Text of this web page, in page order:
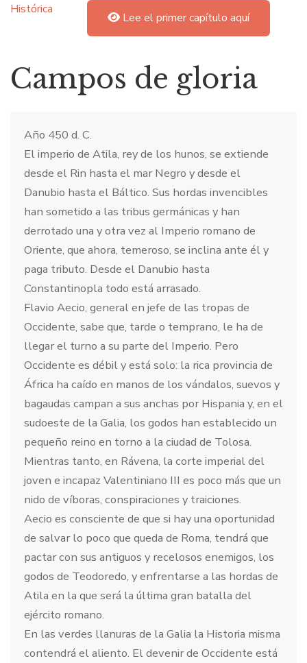
Histórica
Lee el primer capítulo aquí
Campos de gloria
Año 450 d. C.
El imperio de Atila, rey de los hunos, se extiende
desde el Rin hasta el mar Negro y desde el
Danubio hasta el Báltico. Sus hordas invencibles
han sometido a las tribus germánicas y han
derrotado una y otra vez al Imperio romano de
Oriente, que ahora, temeroso, se inclina ante él y
paga tributo. Desde el Danubio hasta
Constantinopla todo está arrasado.
Flavio Aecio, general en jefe de las tropas de
Occidente, sabe que, tarde o temprano, le ha de
llegar el turno a su parte del Imperio. Pero
Occidente es débil y está solo: la rica provincia de
África ha caído en manos de los vándalos, suevos y
bagaudas campan a sus anchas por Hispania y, en el
sudoeste de la Galia, los godos han establecido un
pequeño reino en torno a la ciudad de Tolosa.
Mientras tanto, en Rávena, la corte imperial del
joven e incapaz Valentiniano III es poco más que un
nido de víboras, conspiraciones y traiciones.
Aecio es consciente de que si hay una oportunidad
de salvar lo poco que queda de Roma, tendrá que
pactar con sus antiguos y recelosos enemigos, los
godos de Teodoredo, y enfrentarse a las hordas de
Atila en la que será la última gran batalla del
ejército romano.
En las verdes llanuras de la Galia la Historia misma
contendrá el aliento. El devenir de Occidente está